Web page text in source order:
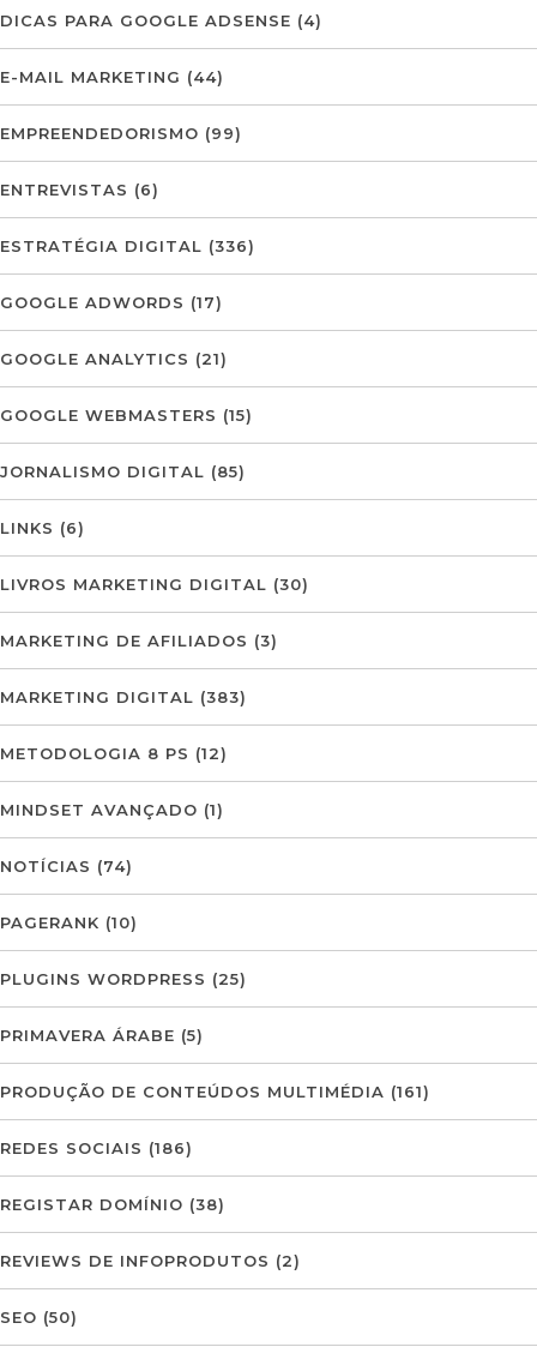
DICAS PARA GOOGLE ADSENSE (4)
E-MAIL MARKETING (44)
EMPREENDEDORISMO (99)
ENTREVISTAS (6)
ESTRATÉGIA DIGITAL (336)
GOOGLE ADWORDS (17)
GOOGLE ANALYTICS (21)
GOOGLE WEBMASTERS (15)
JORNALISMO DIGITAL (85)
LINKS (6)
LIVROS MARKETING DIGITAL (30)
MARKETING DE AFILIADOS (3)
MARKETING DIGITAL (383)
METODOLOGIA 8 PS (12)
MINDSET AVANÇADO (1)
NOTÍCIAS (74)
PAGERANK (10)
PLUGINS WORDPRESS (25)
PRIMAVERA ÁRABE (5)
PRODUÇÃO DE CONTEÚDOS MULTIMÉDIA (161)
REDES SOCIAIS (186)
REGISTAR DOMÍNIO (38)
REVIEWS DE INFOPRODUTOS (2)
SEO (50)